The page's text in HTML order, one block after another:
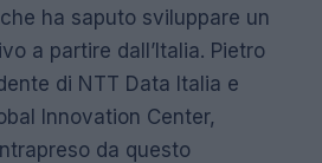
ha saputo sviluppare un
a partire dall’Italia. Pietro
di NTT Data Italia e
Innovation Center,
da questo